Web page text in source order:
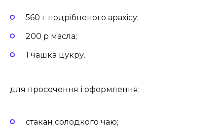
560 г подрібненого арахісу;
200 р масла;
1 чашка цукру.
для просочення і оформлення:
стакан солодкого чаю;